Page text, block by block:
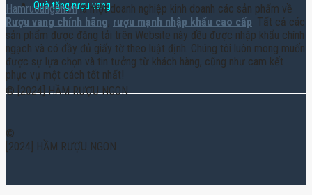
Quà tặng rượu vang
Hamruoungon.vnlà một doanh nghiệp kinh doanh các sản phẩm về
Rượu vang chính hãng, rượu mạnh nhập khẩu cao cấp. Tất cả các
sản phẩm được đăng tải trên Website này đều được nhập khẩu chính
ngạch và có đầy đủ giấy tờ theo luật định. Chúng tôi luôn mong muốn
được sự lựa chọn và tin tưởng từ khách hàng, cũng như cam kết
phục vụ một cách tốt nhất!
© [2024] HẦM RƯỢU NGON
©
[2024] HẦM RƯỢU NGON